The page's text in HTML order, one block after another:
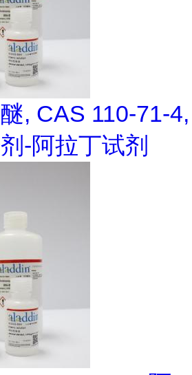
, CAS 110-71-4,
-阿拉丁试剂